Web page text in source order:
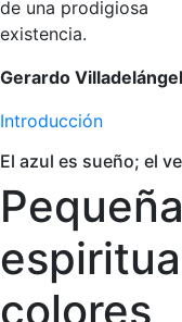
de una prodigiosa
existencia.
Gerardo Villadelángel
Introducción
El azul es sueño; el
colores